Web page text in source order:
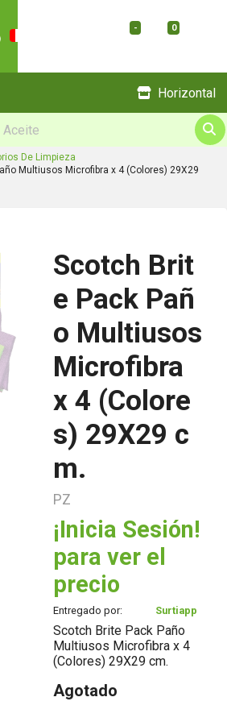
- 0
Horizontal
De Limpieza
Multiusos Microfibra x 4 (Colores) 29X29
Scotch Brit
e Pack Pañ
o Multiusos
Microfibra
x 4 (Colore
s) 29X29 c
m.
PZ
¡Inicia Sesión!
para ver el
precio
Entregado por: Surtiapp
Scotch Brite Pack Paño
Multiusos Microfibra x 4
(Colores) 29X29 cm.
Agotado